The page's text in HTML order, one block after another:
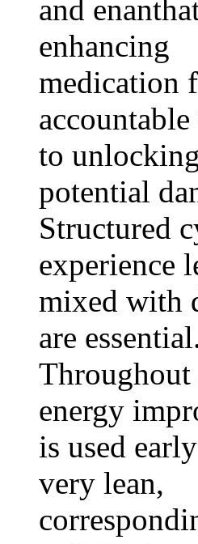
and
enhancing
medication
to
potential
Structured
experience
mixed with
are
energy
is used
very lean,